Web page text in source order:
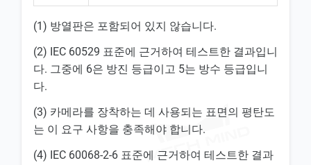
(1) 방열판은 포함되어 있지 않습니다.
(2) IEC 60529 표준에 근거하여 테스트한 결과입니
다. 그중에 6은 방진 등급이고 5는 방수 등급입니
다.
(3) 카메라를 장착하는 데 사용되는 표면의 평탄도
는 이 요구 사항을 충족해야 합니다.
(4) IEC 60068-2-6 표준에 근거하여 테스트한 결과